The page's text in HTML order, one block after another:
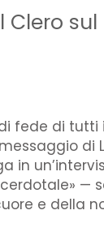
di tutti
di
in
—
e della